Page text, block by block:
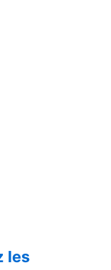
les